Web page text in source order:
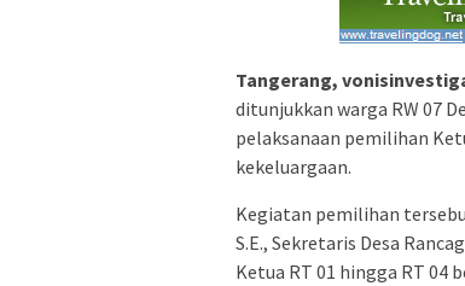
Tangerang,
ditunjukkan warga RW 07
pelaksanaan pemilihan
kekeluargaan.
Kegiatan pemilihan
S.E., Sekretaris Desa
Ketua RT 01 hingga RT 04